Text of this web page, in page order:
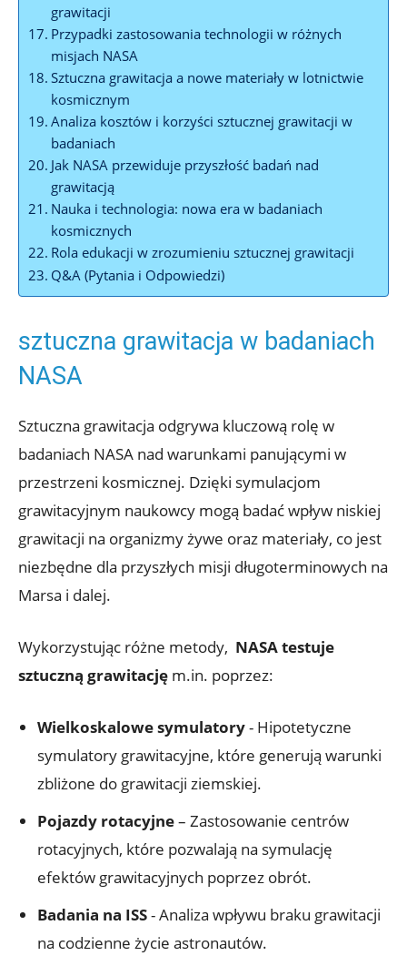
grawitacji
Przypadki zastosowania ​technologii w różnych‌
misjach NASA
Sztuczna grawitacja ⁣a ‌nowe⁢ materiały‌ w lotnictwie
‍kosmicznym
Analiza‌ kosztów i korzyści sztucznej​ grawitacji w
badaniach
Jak NASA przewiduje przyszłość badań‍ nad
⁢grawitacją
Nauka⁣ i technologia: nowa era w ​badaniach
kosmicznych
Rola ⁣edukacji w ⁢zrozumieniu sztucznej grawitacji
Q&A⁣ (Pytania i ‌Odpowiedzi)
sztuczna grawitacja w⁤ badaniach
NASA
Sztuczna grawitacja ​odgrywa kluczową ‌rolę w
badaniach​ NASA nad warunkami panującymi w
przestrzeni kosmicznej. Dzięki symulacjom
grawitacyjnym naukowcy mogą badać wpływ niskiej
grawitacji ‌na organizmy żywe ⁢oraz materiały, co jest
niezbędne dla przyszłych⁤ misji długoterminowych​ na
⁤Marsa i dalej.
Wykorzystując różne metody, ‌ NASA testuje
sztuczną grawitację m.in. poprzez:
Wielkoskalowe symulatory-​ Hipotetyczne
symulatory grawitacyjne, które generują warunki
zbliżone do grawitacji ziemskiej.
Pojazdy ​rotacyjne– ‌Zastosowanie centrów
rotacyjnych, które pozwalają na symulację‌
efektów grawitacyjnych ⁤poprzez‌ obrót.
Badania⁢ na ‌ISS‍- Analiza wpływu ⁢braku grawitacji
na codzienne życie astronautów.